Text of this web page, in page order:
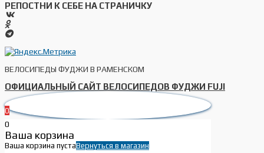
РЕПОСТНИ К СЕБЕ НА СТРАНИЧКУ
ВЕЛОСИПЕДЫ ФУДЖИ В РАМЕНСКОМ
ОФИЦИАЛЬНЫЙ САЙТ ВЕЛОСИПЕДОВ ФУДЖИ FUJI
0
0
Ваша корзина
Ваша корзина пустаВернуться в магазин